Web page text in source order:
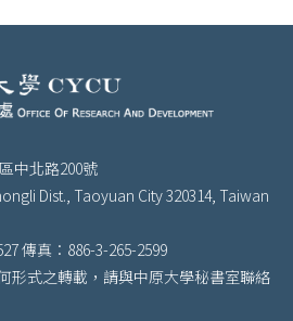
中北路200號
Dist., Taoyuan City 320314, Taiwan
傳真：886-3-265-2599
形式之轉載，請與中原大學秘書室聯絡